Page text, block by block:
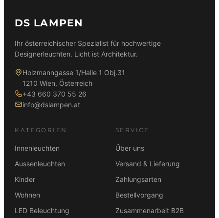
DS LAMPEN
Ihr österreichischer Spezialist für hochwertige
Designerleuchten. Licht ist Architektur.
Holzmanngasse 1/Halle 1 Obj.31
1210 Wien, Österreich
+43 660 370 55 26
info@dslampen.at
KATEGORIEN
Innenleuchten
Aussenleuchten
Kinder
Wohnen
LED Beleuchtung
SERVICE
Über uns
Versand & Lieferung
Zahlungsarten
Bestellvorgang
Zusammenarbeit B2B